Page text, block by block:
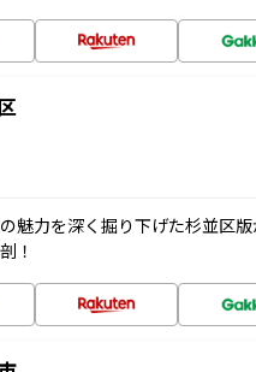
魅力を深く掘り下げた杉並区
！